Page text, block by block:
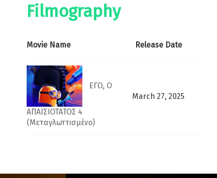
Filmography
Movie Name Release Date
ΕΓΩ, Ο
ΑΠΑΙΣΙΟΤΑΤΟΣ 4
(Μεταγλωττισμένο)
March 27, 2025